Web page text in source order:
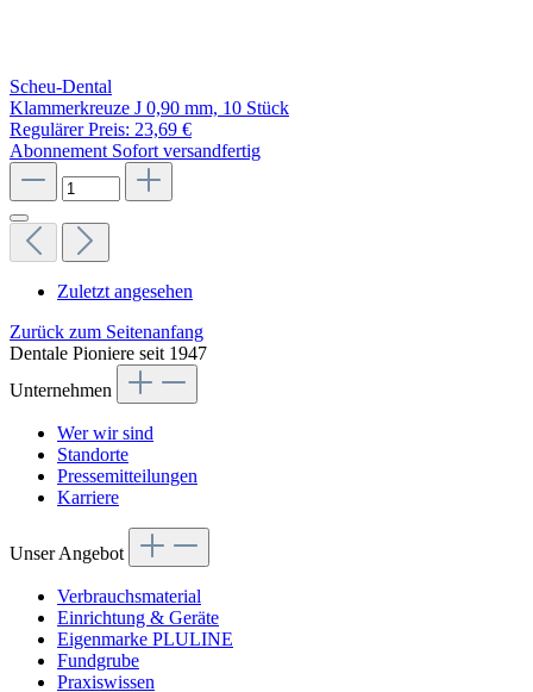
Scheu-Dental
Klammerkreuze J 0,90 mm, 10 Stück
Regulärer Preis: 23,69 €
Abonnement Sofort versandfertig
Zuletzt angesehen
Zurück zum Seitenanfang
Dentale Pioniere seit 1947
Unternehmen
Wer wir sind
Standorte
Pressemitteilungen
Karriere
Unser Angebot
Verbrauchsmaterial
Einrichtung & Geräte
Eigenmarke PLULINE
Fundgrube
Praxiswissen